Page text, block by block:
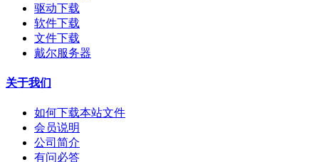
驱动下载
软件下载
文件下载
戴尔服务器
关于我们
如何下载本站文件
会员说明
公司简介
有问必答